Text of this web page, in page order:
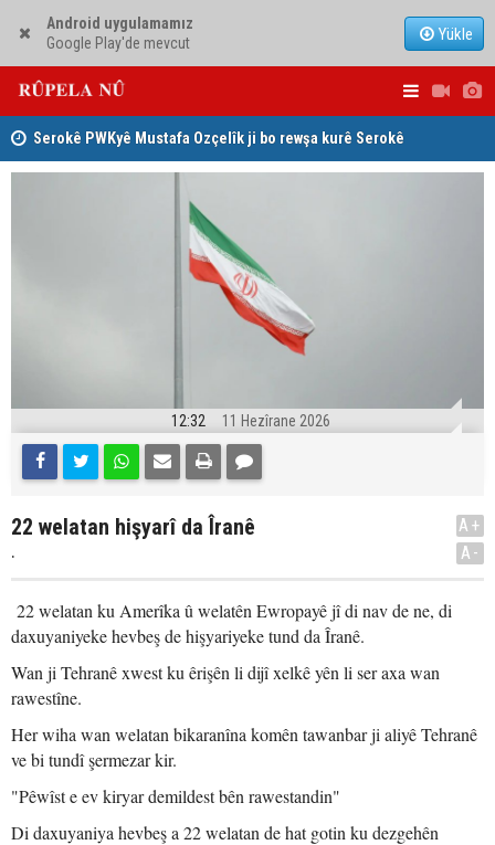
Android uygulamamız
Google Play'de mevcut
Yükle
Serokê PWKyê Mustafa Ozçelîk ji bo rewşa kurê Serokê
PAKê Husên Yezdanpena li gel wî axivî
12:32 11 Hezîrane 2026
22 welatan hişyarî da Îranê
.
A+
A-
22 welatan ku Amerîka û welatên Ewropayê jî di nav de ne, di
daxuyaniyeke hevbeş de hişyariyeke tund da Îranê.
Wan ji Tehranê xwest ku êrişên li dijî xelkê yên li ser axa wan
rawestîne.
Her wiha wan welatan bikaranîna komên tawanbar ji aliyê Tehranê
ve bi tundî şermezar kir.
"Pêwîst e ev kiryar demildest bên rawestandin"
Di daxuyaniya hevbeş a 22 welatan de hat gotin ku dezgehên